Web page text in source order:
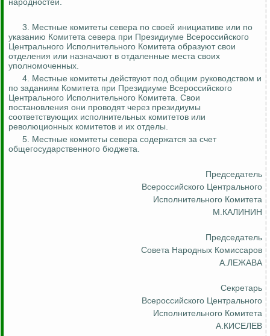
народностей.
3. Местные комитеты севера по своей инициативе или по
указанию Комитета севера при Президиуме Всероссийского
Центрального Исполнительного Комитета образуют свои
отделения или назначают в отдаленные места своих
уполномоченных.
4. Местные комитеты действуют под общим руководством и
по заданиям Комитета при Президиуме Всероссийского
Центрального Исполнительного Комитета. Свои
постановления они проводят через президиумы
соответствующих исполнительных комитетов или
революционных комитетов и их отделы.
5. Местные комитеты севера содержатся за счет
общегосударственного бюджета.
Председатель
Всероссийского Центрального
Исполнительного Комитета
М.КАЛИНИН
Председатель
Совета Народных Комиссаров
А.ЛЕЖАВА
Секретарь
Всероссийского Центрального
Исполнительного Комитета
А.КИСЕЛЕВ